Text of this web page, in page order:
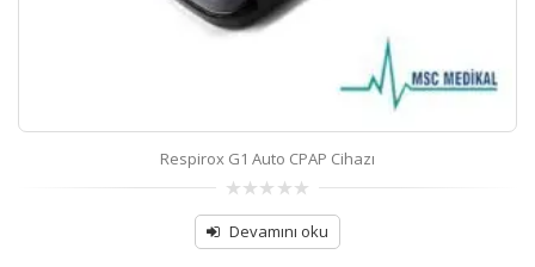
Respirox G1 Auto CPAP Cihazı
0
out
of
Devamını oku